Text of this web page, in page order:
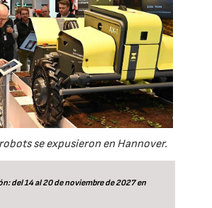
se expusieron en Hannover.
del 14 al 20 de noviembre de 2027 en